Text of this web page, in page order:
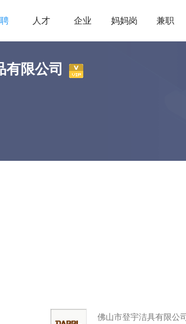
人才 企业 妈妈岗 兼职
有限公司
佛山市登宇洁具有限公司